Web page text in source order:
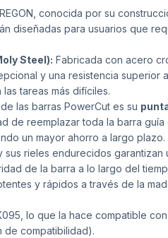
conocida por su
diseñadas para usuarios que
Steel): Fabricada con acero
y una resistencia superior
tareas más difíciles.
las barras PowerCut es su
de reemplazar toda la barra guía
un mayor ahorro a largo plazo.
rieles endurecidos garantizan
de la barra a lo largo del
y rápidos a través de la
lo que la hace compatible con
de compatibilidad).